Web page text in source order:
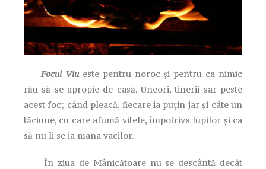
Focul Viu este pentru noroc și pentru ca nimic
rău să se apropie de casă. Uneori, tinerii sar peste
acest foc; când pleacă, fiecare ia puțin jar și câte un
tăciune, cu care afumă vitele, împotriva lupilor și ca
să nu li se ia mana vacilor.
În ziua de Mânicătoare nu se descântă decât